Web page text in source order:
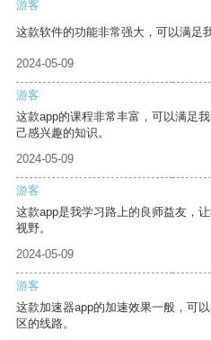
游客
这款软件的功能非常强大，可以满足
2024-05-09
游客
这款app的课程非常丰富，可以满足
己感兴趣的知识。
2024-05-09
游客
这款app是我学习路上的良师益友，
视野。
2024-05-09
游客
这款加速器app的加速效果一般，可
区的线路。